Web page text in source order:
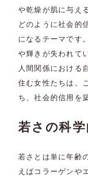
や乾燥が肌に与え
どのように社会的
になるテーマです
や輝きが失われて
人間関係における
住む女性たちは、
ち、社会的信用を
若さの科
若さとは単に年齢
えばコラーゲンや